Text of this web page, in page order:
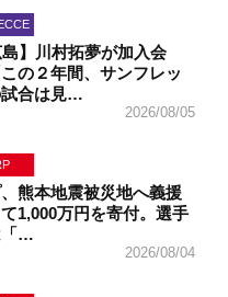
島】川村拓夢が加入会
の２年間、サンフレッ
合は見…
2026/08/05
熊本地震被災地へ義援
1,000万円を寄付。選手
「…
2026/08/04